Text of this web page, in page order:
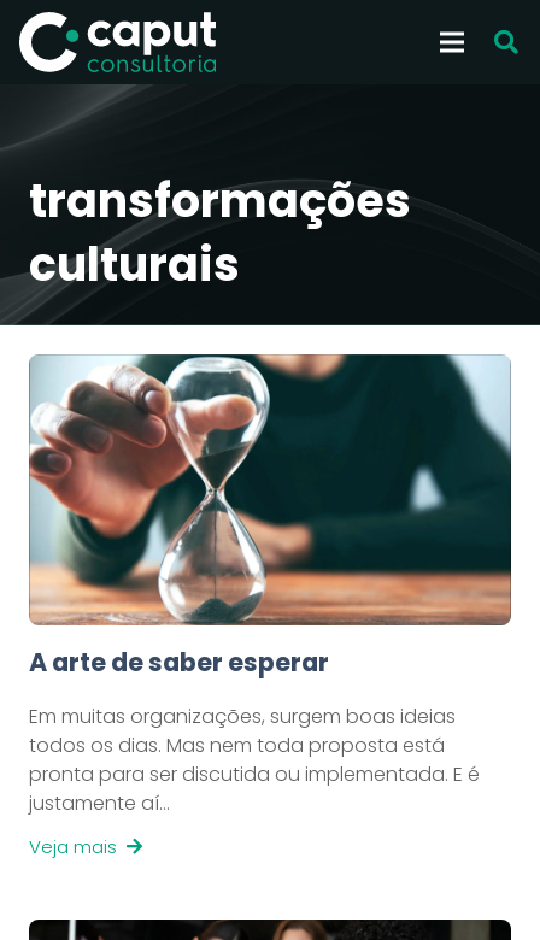
transformações
culturais
A arte de saber esperar
Em muitas organizações, surgem boas ideias
todos os dias. Mas nem toda proposta está
pronta para ser discutida ou implementada. E é
justamente aí…
Veja mais